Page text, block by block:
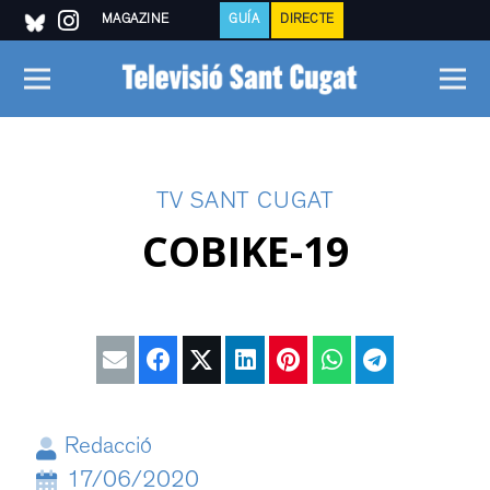
MAGAZINE GUÍA DIRECTE
TV SANT CUGAT
COBIKE-19
Redacció
17/06/2020